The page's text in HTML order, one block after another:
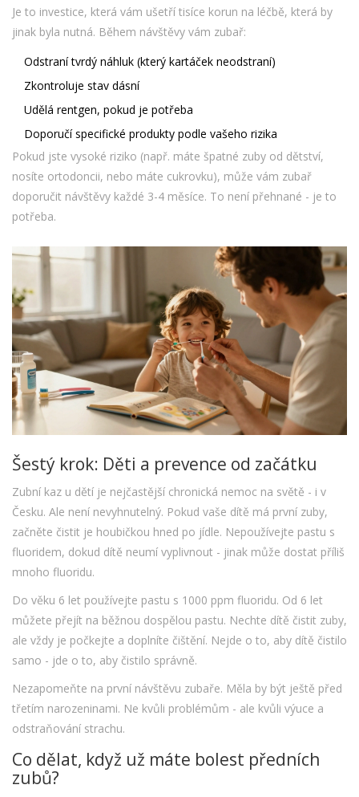
Je to investice, která vám ušetří tisíce korun na léčbě, která by
jinak byla nutná. Během návštěvy vám zubař:
Odstraní tvrdý náhluk (který kartáček neodstraní)
Zkontroluje stav dásní
Udělá rentgen, pokud je potřeba
Doporučí specifické produkty podle vašeho rizika
Pokud jste vysoké riziko (např. máte špatné zuby od dětství,
nosíte ortodoncii, nebo máte cukrovku), může vám zubař
doporučit návštěvy každé 3-4 měsíce. To není přehnané - je to
potřeba.
Šestý krok: Děti a prevence od začátku
Zubní kaz u dětí je nejčastější chronická nemoc na světě - i v
Česku. Ale není nevyhnutelný. Pokud vaše dítě má první zuby,
začněte čistit je houbičkou hned po jídle. Nepoužívejte pastu s
fluoridem, dokud dítě neumí vyplivnout - jinak může dostat příliš
mnoho fluoridu.
Do věku 6 let používejte pastu s 1000 ppm fluoridu. Od 6 let
můžete přejít na běžnou dospělou pastu. Nechte dítě čistit zuby,
ale vždy je počkejte a doplníte čištění. Nejde o to, aby dítě čistilo
samo - jde o to, aby čistilo správně.
Nezapomeňte na první návštěvu zubaře. Měla by být ještě před
třetím narozeninami. Ne kvůli problémům - ale kvůli výuce a
odstraňování strachu.
Co dělat, když už máte bolest předních
zubů?